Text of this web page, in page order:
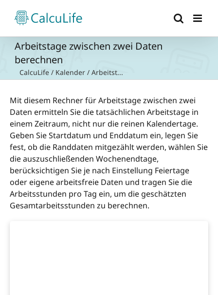
Inhalt
springen
Arbeitstage zwischen zwei Daten
berechnen
CalcuLife / Kalender / Arbeitst...
Mit diesem Rechner für Arbeitstage zwischen zwei
Daten ermitteln Sie die tatsächlichen Arbeitstage in
einem Zeitraum, nicht nur die reinen Kalendertage.
Geben Sie Startdatum und Enddatum ein, legen Sie
fest, ob die Randdaten mitgezählt werden, wählen Sie
die auszuschließenden Wochenendtage,
berücksichtigen Sie je nach Einstellung Feiertage
oder eigene arbeitsfreie Daten und tragen Sie die
Arbeitsstunden pro Tag ein, um die geschätzten
Gesamtarbeitsstunden zu berechnen.